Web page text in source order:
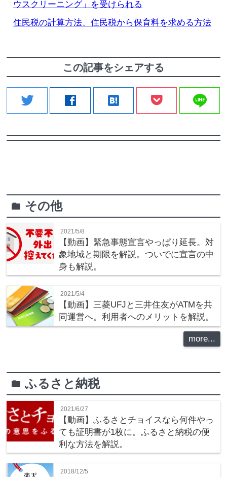
ウスクリーニング」を受けられる
住民税の計算方法、住民税から保育料を求める方法
この記事をシェアする
twitter facebook hatenabookmark line
folder その他
2021/5/8
【動画】緊急事態宣言やっぱり延長。対
象地域と期限を解説。ついでに宣言の中
身も解説。
2021/5/4
【動画】三菱UFJと三井住友がATMを共
同運営へ。利用者へのメリットを解説。
more...
folderふるさと納税
2021/6/27
【動画】ふるさとチョイスなら何件やっ
ても証明書が1枚に。ふるさと納税の便
利な方法を解説。
2018/12/5